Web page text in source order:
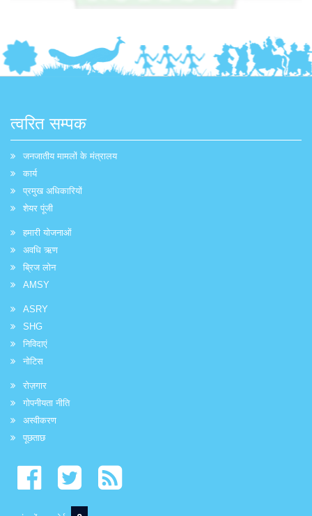
त्वरित सम्पक
जनजातीय मामलों के मंत्रालय
कार्य
प्रमुख अधिकारियों
शेयर पूंजी
हमारी योजनाओं
अवधि ऋण
ब्रिज लोन
AMSY
ASRY
SHG
निविदाएं
नोटिस
रोज़गार
गोपनीयता नीति
अस्वीकरण
पूछताछ